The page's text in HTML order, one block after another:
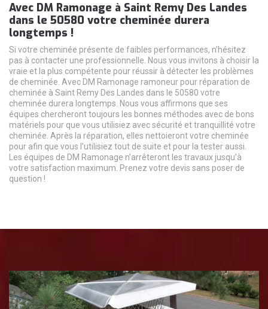
Avec DM Ramonage à Saint Remy Des Landes
dans le 50580 votre cheminée durera
longtemps !
Si votre cheminée présente de faibles performances, n’hésitez
pas à contacter une professionnelle. Nous vous invitons à choisir la
vraie et la plus compétente pour réussir à détecter les problèmes
de cheminée. Avec DM Ramonage ramoneur pour réparation de
cheminée à Saint Remy Des Landes dans le 50580 votre
cheminée durera longtemps. Nous vous affirmons que ses
équipes chercheront toujours les bonnes méthodes avec de bons
matériels pour que vous utilisiez avec sécurité et tranquillité votre
cheminée. Après la réparation, elles nettoieront votre cheminée
pour afin que vous l’utilisiez tout de suite et pour la tester aussi.
Les équipes de DM Ramonage n’arrêteront les travaux jusqu’à
votre satisfaction maximum. Prenez votre devis sans poser de
question !